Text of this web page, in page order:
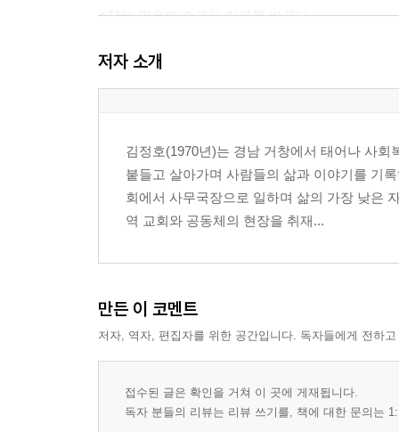
<7장> 믿음의 습관은 하루를 바꾼다
<9장> 흔들릴 때 믿음의 뿌리가 드러난다
<10장> 신앙은 혼자 크지 않는다
<11장> 말씀을 읽는 사람은 길을 잃지 않는다
<12장> 성경은 지식보다 삶으로 읽어야 한다
<13장> 기도는 문제 해결보다 하나님과의 만남이다
<17장> 회개는 무너짐이 아니라 다시 시작하는 은
<18장> 묵상은 바쁜 마음을 멈추게 한다
<19장> 침묵 속에서도 하나님은 일하신다
<20장> 말씀 한 구절이 하루를 붙든다
저자 소개
김정호(1970년)는 경남 거창에서 태어나 사
붙들고 살아가며 사람들의 삶과 이야기를 기
회에서 사무국장으로 일하며 삶의 가장 낮은
역 교회와 공동체의 현장을 취재...
만든 이 코멘트
저자, 역자, 편집자를 위한 공간입니다. 독자들에게 전하
접수된 글은 확인을 거쳐 이 곳에 게재됩니다.
독자 분들의 리뷰는 리뷰 쓰기를, 책에 대한 문의는